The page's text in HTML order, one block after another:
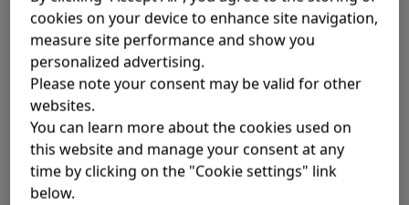
Kulit Cerah Merata
Membantu meratakan warna kulit untuk tampilan
yang lebih cerah dan bercahaya.
Aroma Segar Alami
Memberikan aroma yang menenangkan dan
menyegarkan pada kulit.
cookies on your device to enhance site navigation,
measure site performance and show you
personalized advertising.
Please note your consent may be valid for other
websites.
You can learn more about the cookies used on
this website and manage your consent at any
time by clicking on the "Cookie settings" link
below.